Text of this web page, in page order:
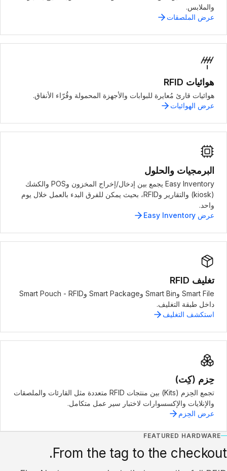
والملابس.
عرض الملصقات
هوائيات RFID
هوائيات قارئ مُعايرة للبوابات والأجهزة المحمولة وقُرّاء الأنفاق.
عرض الهوائيات
البرمجيات والحلول
Easy Inventory يجمع بين إدخال/إخراج المخزون وPOS والكشك
(kiosk) والتقارير وRFID، بحيث يمكن للفرق البدء بالعمل خلال يوم
واحد.
عرض Easy Inventory
تغليف RFID
Smart File وSmart Bin وSmart Package وSmart Pouch - RFID
داخل طبقة التغليف.
استكشف التغليف
حِزم (كِت)
تجمع الحِزم (Kits) بين منتجات RFID متعددة مثل القارئات والملصقات
والإنلايات والإكسسوارات لاختبار سير عمل متكامل.
عرض الحِزم
FEATURED HARDWARE
From the tag to the checkout.